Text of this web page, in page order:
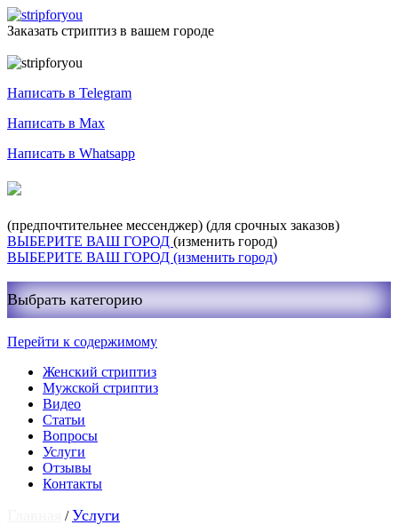
Заказать стриптиз в вашем городе
Написать в Telegram
Написать в Max
Написать в Whatsapp
(предпочтительнее мессенджер) (для срочных заказов)
ВЫБЕРИТЕ ВАШ ГОРОД (изменить город)
ВЫБЕРИТЕ ВАШ ГОРОД (изменить город)
Выбрать категорию
Перейти к содержимому
Женский стриптиз
Мужской стриптиз
Видео
Статьи
Вопросы
Услуги
Отзывы
Контакты
/Услуги